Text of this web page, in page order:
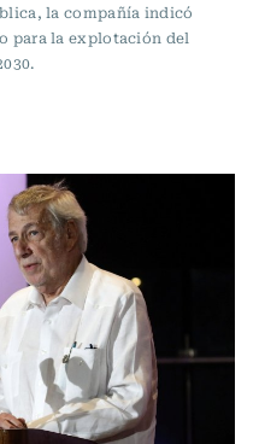
la compañía indicó
para la explotación del